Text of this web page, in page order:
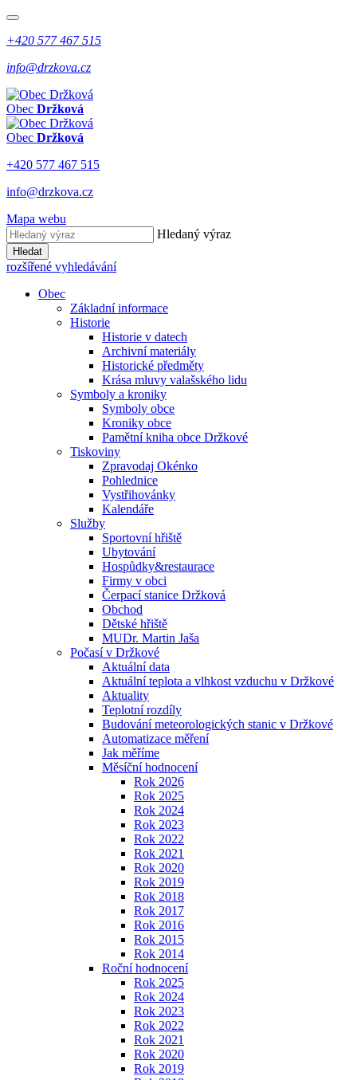
+420 577 467 515
info@drzkova.cz
Obec Držková
Obec Držková
+420 577 467 515
info@drzkova.cz
Mapa webu
Hledaný výraz
Hledat
rozšířené vyhledávání
Obec
Základní informace
Historie
Historie v datech
Archivní materiály
Historické předměty
Krása mluvy valašského lidu
Symboly a kroniky
Symboly obce
Kroniky obce
Pamětní kniha obce Držkové
Tiskoviny
Zpravodaj Okénko
Pohlednice
Vystřihovánky
Kalendáře
Služby
Sportovní hřiště
Ubytování
Hospůdky&restaurace
Firmy v obci
Čerpací stanice Držková
Obchod
Dětské hřiště
MUDr. Martin Jaša
Počasí v Držkové
Aktuální data
Aktuální teplota a vlhkost vzduchu v Držkové
Aktuality
Teplotní rozdíly
Budování meteorologických stanic v Držkové
Automatizace měření
Jak měříme
Měsíční hodnocení
Rok 2026
Rok 2025
Rok 2024
Rok 2023
Rok 2022
Rok 2021
Rok 2020
Rok 2019
Rok 2018
Rok 2017
Rok 2016
Rok 2015
Rok 2014
Roční hodnocení
Rok 2025
Rok 2024
Rok 2023
Rok 2022
Rok 2021
Rok 2020
Rok 2019